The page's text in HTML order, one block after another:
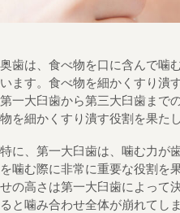
奥歯は、食べ物を口に含んで噛
います。食べ物を細かくすり潰
第一大臼歯から第三大臼歯まで
物を細かくすり潰す役割を果た
特に、第一大臼歯は、噛む力が
を噛む際に非常に重要な役割を
せの高さは第一大臼歯によって
ると噛み合わせ全体が崩れてし